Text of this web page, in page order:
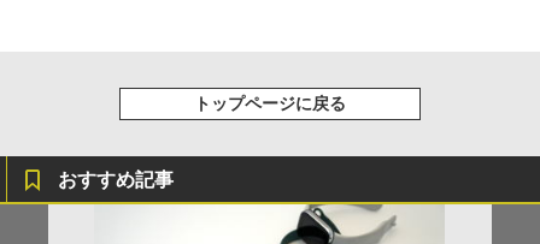
トップページに戻る
おすすめ記事